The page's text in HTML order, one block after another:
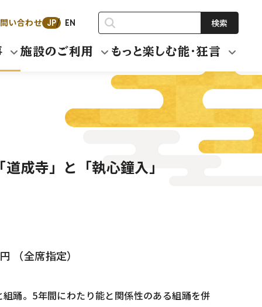
い合わせ JP EN 検索
施設のご利用 もっと楽しむ能・狂言
成寺」と「執心鐘入」
（全席指定）
踊。5年間にわたり能と関係性のある組踊を併